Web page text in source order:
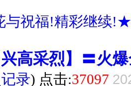
与祝福!精彩继续
高采烈】〓火
录) 点击:37097